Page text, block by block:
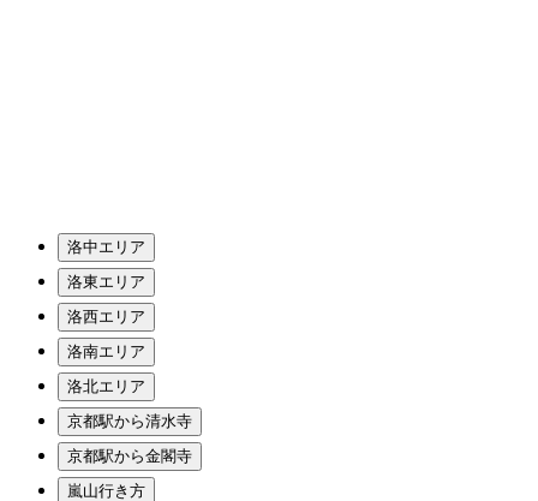
洛中エリア
洛東エリア
洛西エリア
洛南エリア
洛北エリア
京都駅から清水寺
京都駅から金閣寺
嵐山行き方